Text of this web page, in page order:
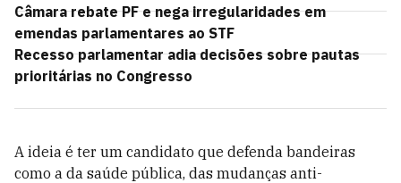
Câmara rebate PF e nega irregularidades em
emendas parlamentares ao STF
Recesso parlamentar adia decisões sobre pautas
prioritárias no Congresso
A ideia é ter um candidato que defenda bandeiras
como a da saúde pública, das mudanças anti-